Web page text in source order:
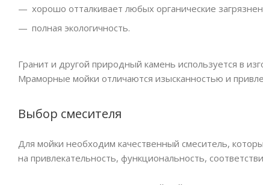
хорошо отталкивает любых органические
полная экологичность.
Гранит и другой природный камень используется в
Мраморные мойки отличаются изысканностью и
Выбор смесителя
Для мойки необходим качественный смеситель,
на привлекательность, функциональность,